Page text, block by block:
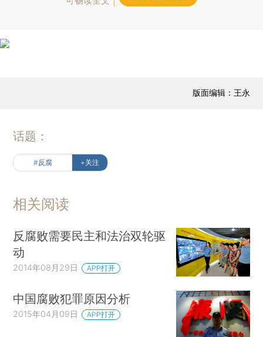
版面编辑：王永
话题：
#反腐 +关注
相关阅读
反腐败需要民主和法治双轮驱
动
2014年08月29日 APP打开
中国腐败犯罪原因分析
2015年04月09日 APP打开